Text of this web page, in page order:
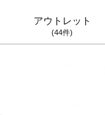
アウトレット
(44件)